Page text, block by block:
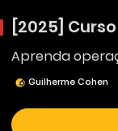
[2025]
Aprenda
Guilherme Cohen